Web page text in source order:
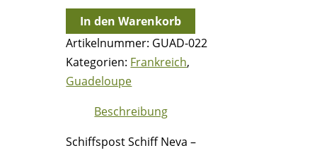
21.12.1827
-
Bf.
v.
(Guadeloupe)
In den Warenkorb
Artikelnummer: GUAD-022
Kategorien: Frankreich,
Guadeloupe
Beschreibung
Schiffspost Schiff Neva –